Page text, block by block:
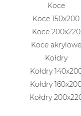
Koce
Koce 150x200
Koce 200x220
Koce akrylowe
Kołdry
Kołdry
Kołdry
Kołdry